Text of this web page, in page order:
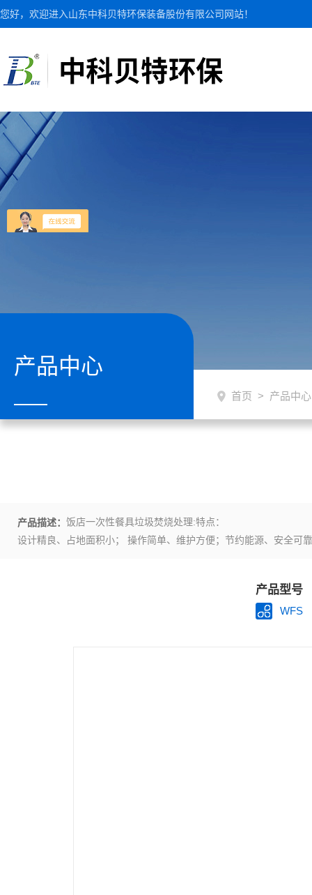
您好，欢迎进入山东中科贝特环保装备股份有限公司网站！
产品中心
首页 > 产品中心
产品描述： 饭店一次性餐具垃圾焚烧处理:特点：
设计精良、占地面积小； 操作简单、维护方便；节约能源、安全可靠； 价格低廉、运营寿命长。该设备工艺精良的一贯品质，全面实现了固废处理的“无害化、无量化、安定化"处理。是各类型养殖场、畜牧场
产品型号
WFS